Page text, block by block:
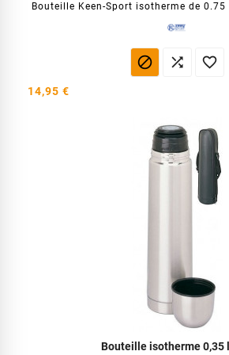
Bouteille Keen-Sport isotherme de
  
14,95 €
Bouteille isotherme 0,35